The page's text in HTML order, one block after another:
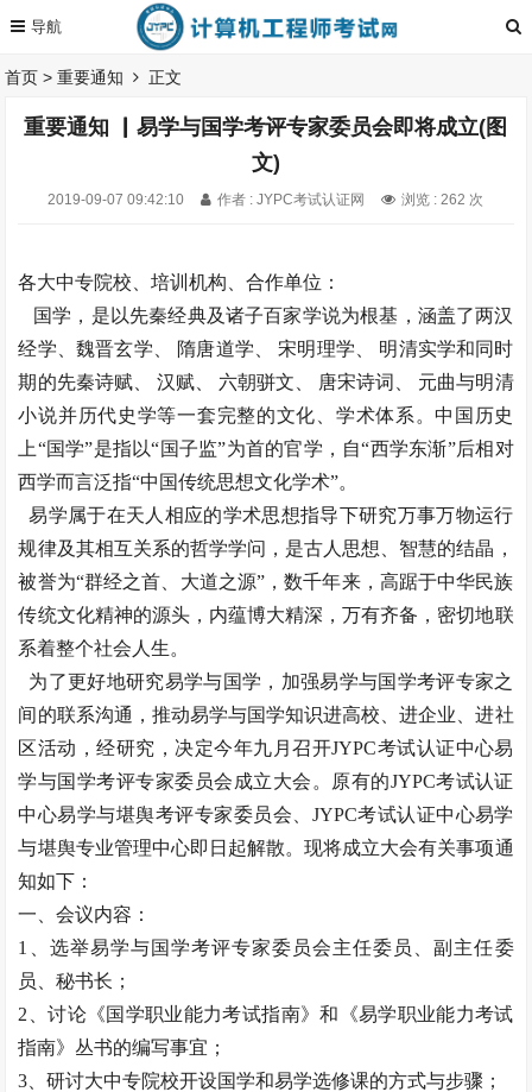
首页 >重要通知 正文
重要通知 ▏易学与国学考评专家委员会即将成立(图
文)
2019-09-07 09:42:10 作者 : JYPC考试认证网 浏览 : 262 次
各大中专院校、培训机构、合作单位：
国学，是以先秦经典及诸子百家学说为根基，涵盖了两汉
经学、魏晋玄学、 隋唐道学、 宋明理学、 明清实学和同时
期的先秦诗赋、 汉赋、 六朝骈文、 唐宋诗词、 元曲与明清
小说并历代史学等一套完整的文化、学术体系。中国历史
上“国学”是指以“国子监”为首的官学，自“西学东渐”后相对
西学而言泛指“中国传统思想文化学术”。
易学属于在天人相应的学术思想指导下研究万事万物运行
规律及其相互关系的哲学学问，是古人思想、智慧的结晶，
被誉为“群经之首、大道之源”，数千年来，高踞于中华民族
传统文化精神的源头，内蕴博大精深，万有齐备，密切地联
系着整个社会人生。
为了更好地研究易学与国学，加强易学与国学考评专家之
间的联系沟通，推动易学与国学知识进高校、进企业、进社
区活动，经研究，决定今年九月召开JYPC考试认证中心易
学与国学考评专家委员会成立大会。原有的JYPC考试认证
中心易学与堪舆考评专家委员会、JYPC考试认证中心易学
与堪舆专业管理中心即日起解散。现将成立大会有关事项通
知如下：
一、会议内容：
1、选举易学与国学考评专家委员会主任委员、副主任委
员、秘书长；
2、讨论《国学职业能力考试指南》和《易学职业能力考试
指南》丛书的编写事宜；
3、研讨大中专院校开设国学和易学选修课的方式与步骤；